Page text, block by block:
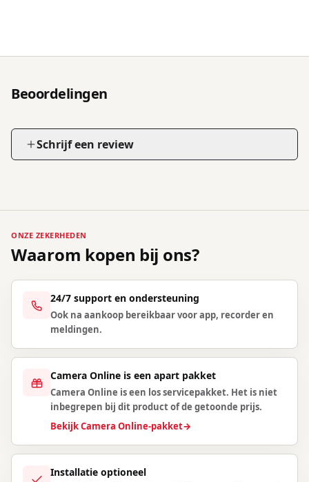
Beoordelingen
Schrijf een review
ONZE ZEKERHEDEN
Waarom kopen bij ons?
24/7 support en ondersteuning
Ook na aankoop bereikbaar voor app, recorder en
meldingen.
Camera Online is een apart pakket
Camera Online is een los servicepakket. Het is niet
inbegrepen bij dit product of de getoonde prijs.
Bekijk Camera Online-pakket→
Installatie optioneel